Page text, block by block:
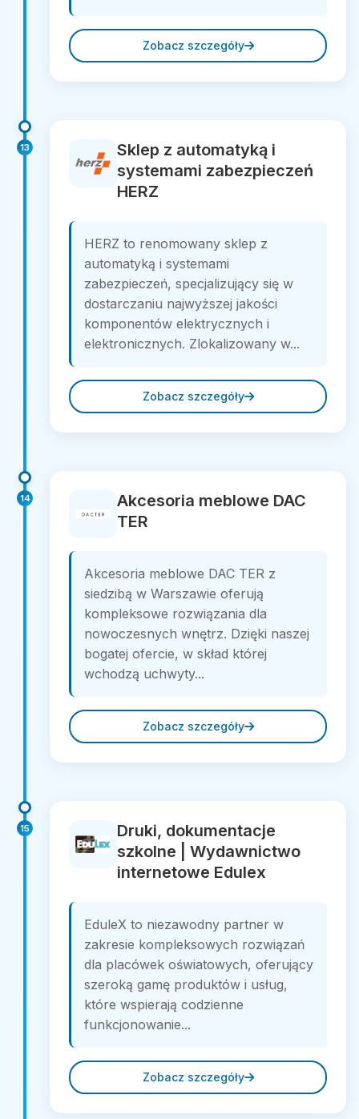
Zobacz szczegóły
13
Sklep z automatyką i
systemami zabezpieczeń
HERZ
HERZ to renomowany sklep z
automatyką i systemami
zabezpieczeń, specjalizujący się w
dostarczaniu najwyższej jakości
komponentów elektrycznych i
elektronicznych. Zlokalizowany w...
Zobacz szczegóły
14
Akcesoria meblowe DAC
TER
Akcesoria meblowe DAC TER z
siedzibą w Warszawie oferują
kompleksowe rozwiązania dla
nowoczesnych wnętrz. Dzięki naszej
bogatej ofercie, w skład której
wchodzą uchwyty...
Zobacz szczegóły
15
Druki, dokumentacje
szkolne | Wydawnictwo
internetowe Edulex
EduleX to niezawodny partner w
zakresie kompleksowych rozwiązań
dla placówek oświatowych, oferujący
szeroką gamę produktów i usług,
które wspierają codzienne
funkcjonowanie...
Zobacz szczegóły